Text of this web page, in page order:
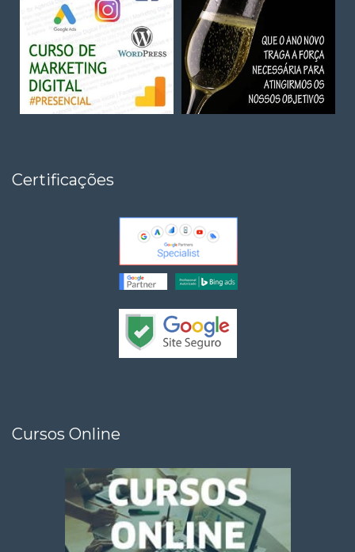
Certificações
Cursos Online